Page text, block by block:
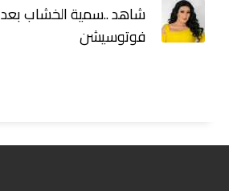
شاهد ..سمية الخشاب بعد
فوتوسيشن